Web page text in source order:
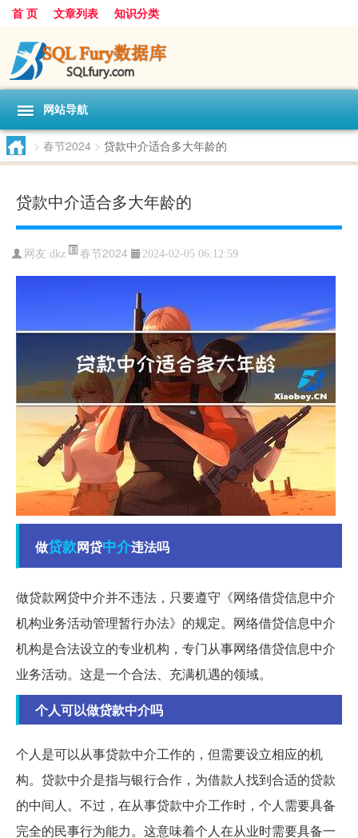
首 页 文章列表 知识分类
网站导航
> 春节2024 > 贷款中介适合多大年龄的
贷款中介适合多大年龄的
网友:dkz 春节2024 2024-02-05 06:12:59
做贷款网贷中介违法吗
做贷款网贷中介并不违法，只要遵守《网络借贷信息中介
机构业务活动管理暂行办法》的规定。网络借贷信息中介
机构是合法设立的专业机构，专门从事网络借贷信息中介
业务活动。这是一个合法、充满机遇的领域。
个人可以做贷款中介吗
个人是可以从事贷款中介工作的，但需要设立相应的机
构。贷款中介是指与银行合作，为借款人找到合适的贷款
的中间人。不过，在从事贷款中介工作时，个人需要具备
完全的民事行为能力。这意味着个人在从业时需要具备一